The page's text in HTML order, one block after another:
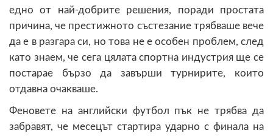
едно от най-добрите решения, поради простата
причина, че престижното състезание трябваше вече
да е в разгара си, но това не е особен проблем, след
като знаем, че сега цялата спортна индустрия ще се
постарае бързо да завърши турнирите, които
отдавна очакваше.
Феновете на английски футбол пък не трябва да
забравят, че месецът стартира ударно с финала на